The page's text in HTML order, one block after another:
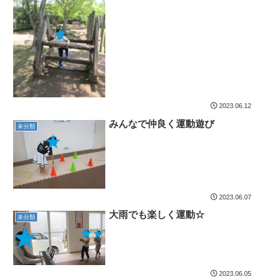
2023.06.12
未分類 みんなで仲良く運動遊び
2023.06.07
未分類 大雨でも楽しく運動☆
2023.06.05